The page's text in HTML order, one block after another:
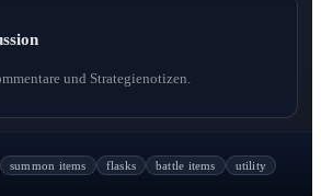
und Strategienotizen.
summon items flasks battle items utility